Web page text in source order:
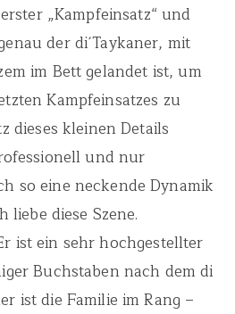
„Kampfeinsatz“ und
der di´Taykaner, mit
im Bett gelandet ist, um
Kampfeinsatzes zu
dieses kleinen Details
und nur
so eine neckende Dynamik
liebe diese Szene.
ist ein sehr hochgestellter
Buchstaben nach dem di
ist die Familie im Rang –